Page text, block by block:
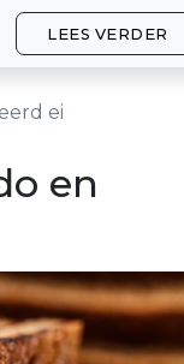
LEES VERDER
ei
en